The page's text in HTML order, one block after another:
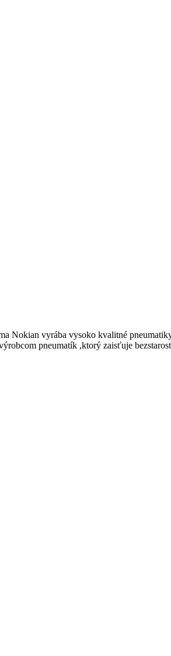
Nokian vyrába vysoko kvalitné
pneumatík ,ktorý zaisťuje